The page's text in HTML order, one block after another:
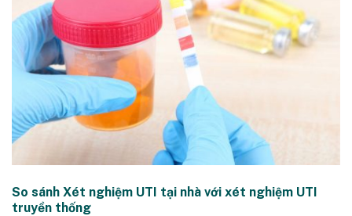
So sánh Xét nghiệm UTI tại nhà với xét nghiệm UTI
truyền thống